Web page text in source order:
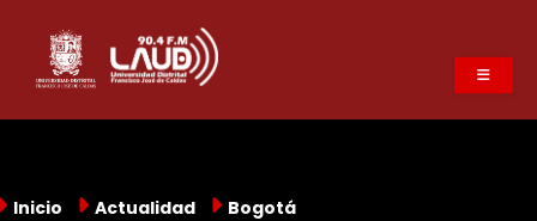
contenido
principal
Inicio Actualidad Bogotá